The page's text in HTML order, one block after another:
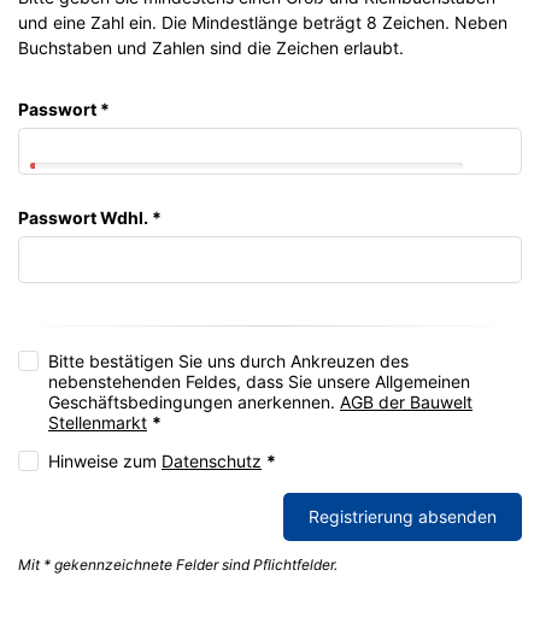
und eine Zahl ein. Die Mindestlänge beträgt 8 Zeichen. Neben
Buchstaben und Zahlen sind die Zeichen erlaubt.
Passwort *
Passwort Wdhl. *
Bitte bestätigen Sie uns durch Ankreuzen des
nebenstehenden Feldes, dass Sie unsere Allgemeinen
Geschäftsbedingungen anerkennen. AGB der Bauwelt
Stellenmarkt *
Hinweise zum Datenschutz *
Registrierung absenden
Mit * gekennzeichnete Felder sind Pflichtfelder.